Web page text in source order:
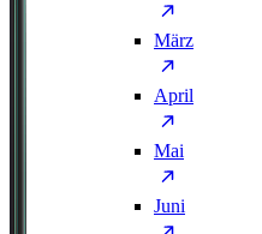
März
April
Mai
Juni